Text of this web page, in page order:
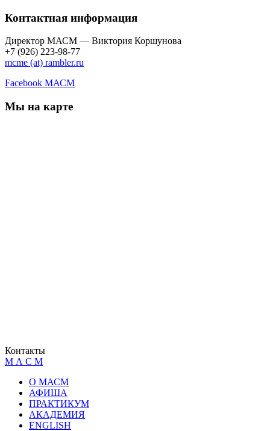
Контактная информация
Директор МАСМ — Виктория Коршунова
+7 (926) 223-98-77
mcme (at) rambler.ru
Facebook МАСМ
Мы на карте
Контакты
М А С М
О МАСМ
АФИША
ПРАКТИКУМ
АКАДЕМИЯ
ENGLISH